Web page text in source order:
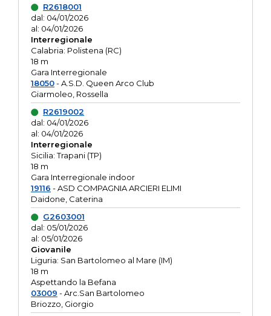
R2618001
dal: 04/01/2026
al: 04/01/2026
Interregionale
Calabria: Polistena (RC)
18 m
Gara Interregionale
18050- A.S.D. Queen Arco Club
Giarmoleo, Rossella
R2619002
dal: 04/01/2026
al: 04/01/2026
Interregionale
Sicilia: Trapani (TP)
18 m
Gara Interregionale indoor
19116 - ASD COMPAGNIA ARCIERI ELIMI
Daidone, Caterina
G2603001
dal: 05/01/2026
al: 05/01/2026
Giovanile
Liguria: San Bartolomeo al Mare (IM)
18 m
Aspettando la Befana
03009 - Arc.San Bartolomeo
Briozzo, Giorgio